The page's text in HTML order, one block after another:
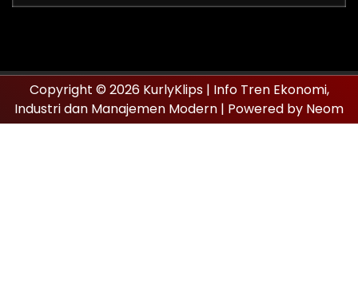
Copyright © 2026 KurlyKlips | Info Tren Ekonomi,
Industri dan Manajemen Modern | Powered by Neom